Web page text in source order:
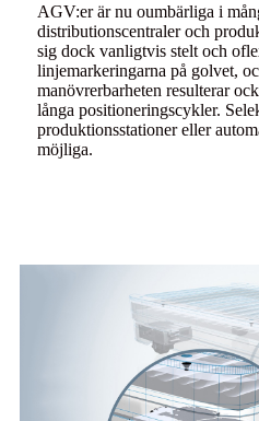
AGV:er är nu oumbärliga i
distributionscentraler och
sig dock vanligtvis stelt och
linjemarkeringarna på golvet,
manövrerbarheten resulterar
långa positioneringscykler.
produktionsstationer eller
möjliga.